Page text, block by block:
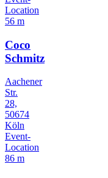
Location
56 m
Coco
Schmitz
Aachener
Str.
28,
50674
Köln
Event-
Location
86 m